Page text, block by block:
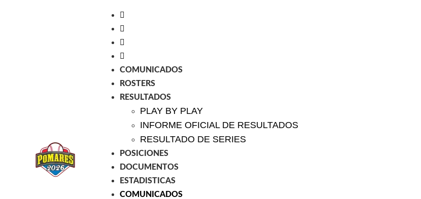
COMUNICADOS
ROSTERS
RESULTADOS
PLAY BY PLAY
INFORME OFICIAL DE RESULTADOS
RESULTADO DE SERIES
POSICIONES
DOCUMENTOS
ESTADISTICAS
COMUNICADOS